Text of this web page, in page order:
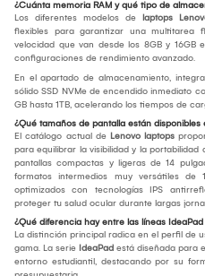
¿Cuánta memoria RAM y qué tipo de
Los diferentes modelos de laptops
flexibles para garantizar una multitarea
velocidad que van desde los 8GB y 16GB
configuraciones de rendimiento avanzado.
En el apartado de almacenamiento,
sólido SSD NVMe de encendido inmediato
GB hasta 1TB, acelerando los tiempos de
¿Qué tamaños de pantalla están disponibles
El catálogo actual de Lenovo laptops
para equilibrar la visibilidad y la
pantallas compactas y ligeras de 14
formatos intermedios muy versátiles de
optimizados con tecnologías IPS
proteger tu salud ocular durante largas
¿Qué diferencia hay entre las líneas
La distinción principal radica en el perfil de
gama. La serie IdeaPad está diseñada para
entorno estudiantil, destacando por su